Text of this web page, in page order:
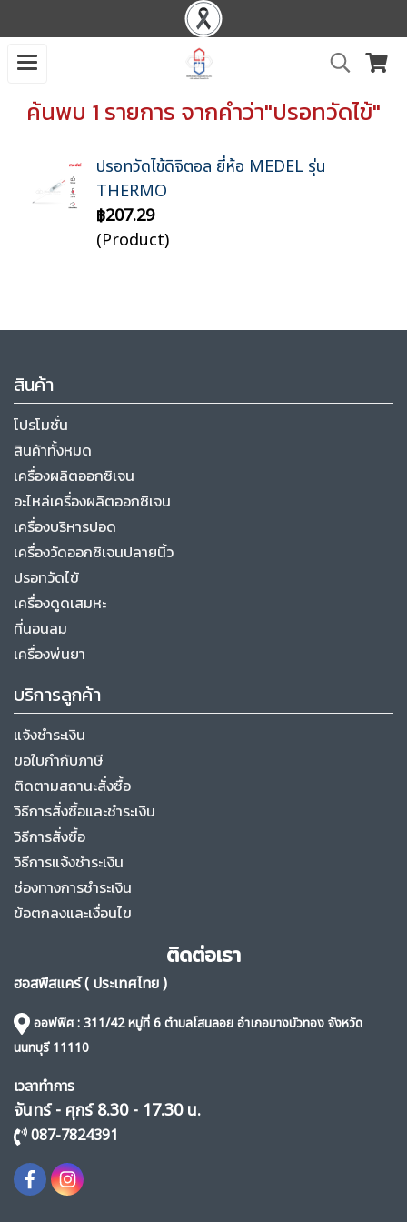
ค้นพบ 1 รายการ จากคำว่า"ปรอทวัดไข้"
ปรอทวัดไข้ดิจิตอล ยี่ห้อ MEDEL รุ่น
THERMO
฿207.29
(Product)
สินค้า
โปรโมชั่น
สินค้าทั้งหมด
เครื่องผลิตออกซิเจน
อะไหล่เครื่องผลิตออกซิเจน
เครื่องบริหารปอด
เครื่องวัดออกซิเจนปลายนิ้ว
ปรอทวัดไข้
เครื่องดูดเสมหะ
ที่นอนลม
เครื่องพ่นยา
บริการลูกค้า
แจ้งชำระเงิน
ขอใบกำกับภาษี
ติดตามสถานะสั่งซื้อ
วิธีการสั่งซื้อและชำระเงิน
วิธีการสั่งซื้อ
วิธีการแจ้งชำระเงิน
ช่องทางการชำระเงิน
ข้อตกลงและเงื่อนไข
ติดต่อเรา
ฮอสพีสแคร์ ( ประเทศไทย )
ออฟฟิศ: 311/42 หมู่ที่ 6 ตำบลโสนลอย อำเภอบางบัวทอง จังหวัด
นนทบุรี 11110
เวลาทำการ
จันทร์ - ศุกร์ 8.30 - 17.30 น.
087-7824391